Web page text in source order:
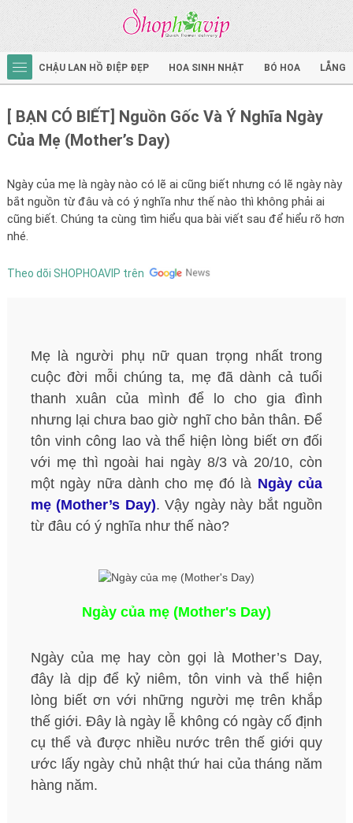
CHẬU LAN HỒ ĐIỆP ĐẸP HOA SINH NHẬT BÓ HOA LẴNG
[ BẠN CÓ BIẾT] Nguồn Gốc Và Ý Nghĩa Ngày
Của Mẹ (Mother’s Day)
Ngày của mẹ là ngày nào có lẽ ai cũng biết nhưng có lẽ ngày này
bắt nguồn từ đâu và có ý nghĩa như thế nào thì không phải ai
cũng biết. Chúng ta cùng tìm hiểu qua bài viết sau để hiểu rõ hơn
nhé.
Theo dõi SHOPHOAVIP trên
Mẹ là người phụ nữ quan trọng nhất trong
cuộc đời mỗi chúng ta, mẹ đã dành cả tuổi
thanh xuân của mình để lo cho gia đình
nhưng lại chưa bao giờ nghĩ cho bản thân. Để
tôn vinh công lao và thể hiện lòng biết ơn đối
với mẹ thì ngoài hai ngày 8/3 và 20/10, còn
một ngày nữa dành cho mẹ đó là Ngày của
mẹ (Mother’s Day). Vậy ngày này bắt nguồn
từ đâu có ý nghĩa như thế nào?
Ngày của mẹ (Mother's Day)
Ngày của mẹ hay còn gọi là Mother’s Day,
đây là dịp để kỷ niêm, tôn vinh và thể hiện
lòng biết ơn với những người mẹ trên khắp
thế giới. Đây là ngày lễ không có ngày cố định
cụ thể và được nhiều nước trên thế giới quy
ước lấy ngày chủ nhật thứ hai của tháng năm
hàng năm.